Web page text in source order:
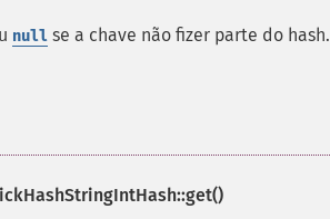
null se a chave não fizer parte do hash.